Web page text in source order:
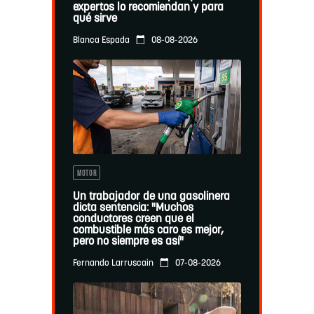
expertos lo recomiendan y para
qué sirve
Blanca Espada 08-08-2026
MOTOR
Un trabajador de una gasolinera
dicta sentencia: "Muchos
conductores creen que el
combustible más caro es mejor,
pero no siempre es así"
Fernando Larruscain 07-08-2026